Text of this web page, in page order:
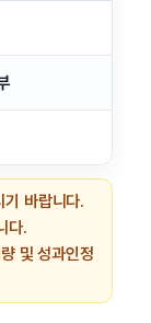
바랍니다.
다.
및 성과인정